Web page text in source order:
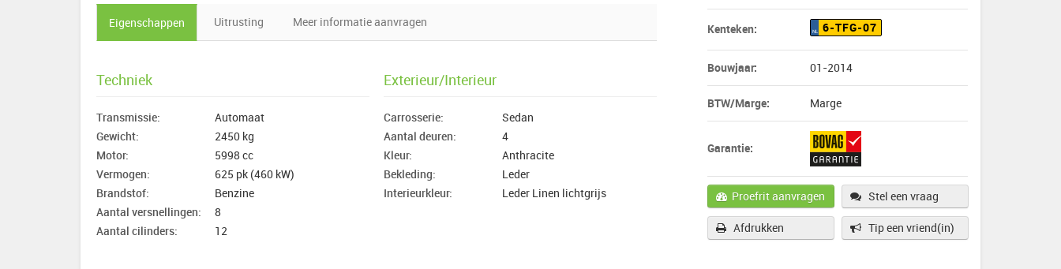
Eigenschappen Uitrusting Meer informatie aanvragen
Techniek
Transmissie:
Automaat
Gewicht:
2450 kg
Motor:
5998 cc
Vermogen:
625 pk (460 kW)
Brandstof:
Benzine
Aantal versnellingen:
8
Aantal cilinders:
12
Exterieur/Interieur
Carrosserie:
Sedan
Aantal deuren:
4
Kleur:
Anthracite
Bekleding:
Leder
Interieurkleur:
Leder Linen lichtgrijs
Kenteken: NL 6-TFG-07
Bouwjaar: 01-2014
BTW/Marge: Marge
Garantie:
Proefrit aanvragen Stel een vraag
Afdrukken Tip een vriend(in)